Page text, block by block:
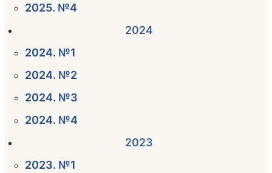
2025. №4
2024
2024. №1
2024. №2
2024. №3
2024. №4
2023
2023. №1